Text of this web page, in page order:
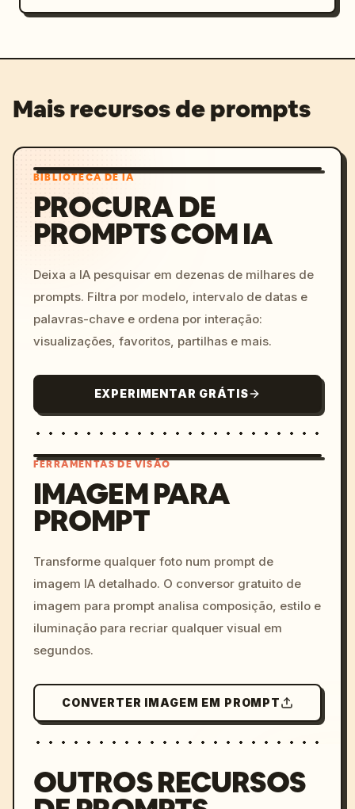
Mais recursos de prompts
BIBLIOTECA DE IA
PROCURA DE
PROMPTS COM IA
Deixa a IA pesquisar em dezenas de milhares de
prompts. Filtra por modelo, intervalo de datas e
palavras-chave e ordena por interação:
visualizações, favoritos, partilhas e mais.
EXPERIMENTAR GRÁTIS
colors, 8k --v 6.0
FERRAMENTAS DE VISÃO
IMAGEM PARA
PROMPT
Transforme qualquer foto num prompt de
imagem IA detalhado. O conversor gratuito de
imagem para prompt analisa composição, estilo e
iluminação para recriar qualquer visual em
segundos.
CONVERTER IMAGEM EM PROMPT
OUTROS RECURSOS